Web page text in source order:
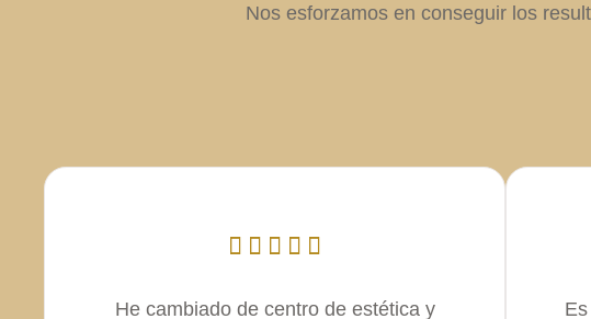
Nos esforzamos en conseguir los
He cambiado de centro de estética y